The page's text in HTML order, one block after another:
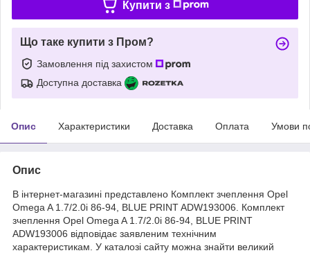
Купити з
Що таке купити з Пром?
Замовлення під захистом
Доступна доставка
Опис Характеристики Доставка Оплата Умови
Опис
В інтернет-магазині представлено Комплект зчеплення Opel
Omega A 1.7/2.0i 86-94, BLUE PRINT ADW193006. Комплект
зчеплення Opel Omega A 1.7/2.0i 86-94, BLUE PRINT
ADW193006 відповідає заявленим технічним
характеристикам. У каталозі сайту можна знайти великий